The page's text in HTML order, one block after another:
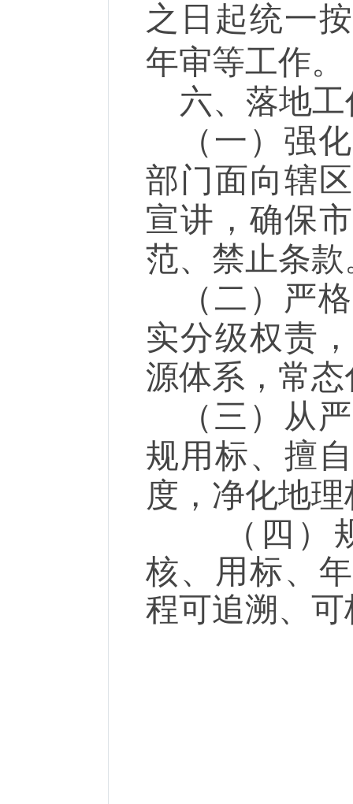
之日起统一
年审等工
六、落地
（一）强
部门面向辖
宣讲，确保
范、禁止条款
（二）严
实分级权责
源体系，常
（三）从
规用标、擅
度，净化地
（四）
核、用标、
程可追溯、